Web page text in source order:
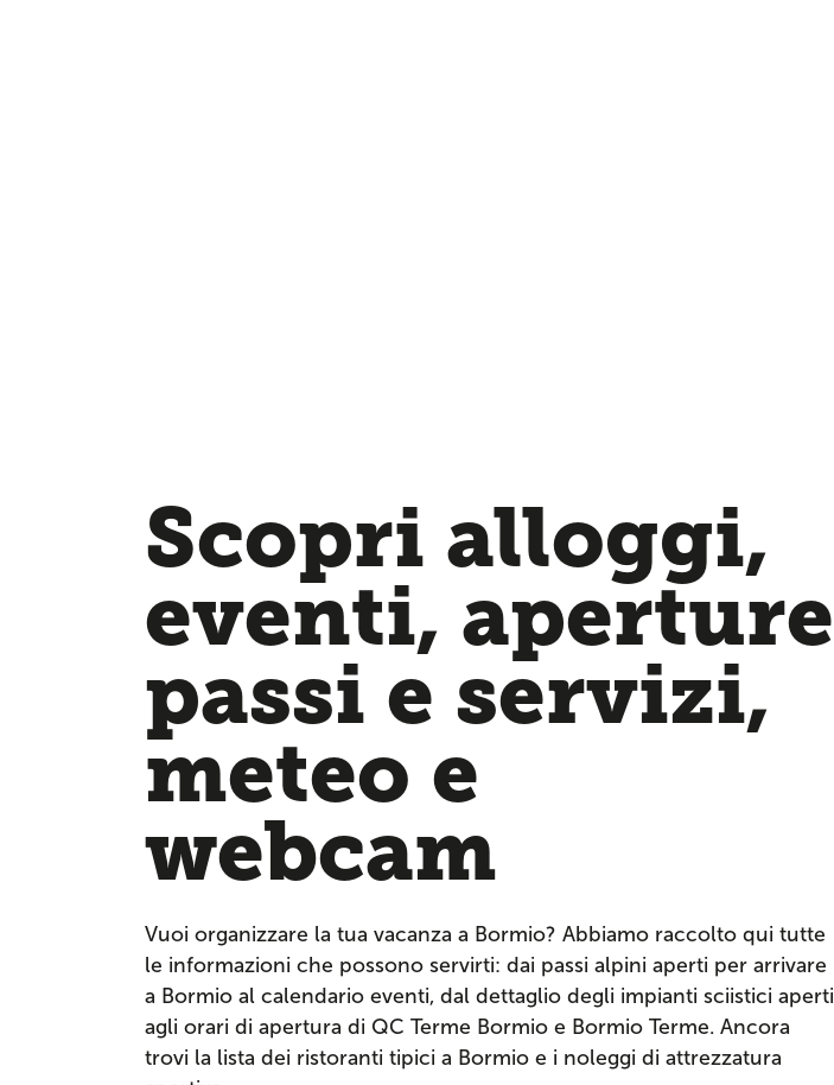
Scopri alloggi,
eventi, aperture
passi e servizi,
meteo e
webcam
Vuoi organizzare la tua vacanza a Bormio? Abbiamo raccolto qui tutte
le informazioni che possono servirti: dai passi alpini aperti per arrivare
a Bormio al calendario eventi, dal dettaglio degli impianti sciistici aperti
agli orari di apertura di QC Terme Bormio e Bormio Terme. Ancora
trovi la lista dei ristoranti tipici a Bormio e i noleggi di attrezzatura